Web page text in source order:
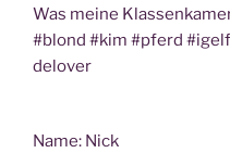
Was mei­ne
#blond #kim #pferd
de­l­over
Name: Nick